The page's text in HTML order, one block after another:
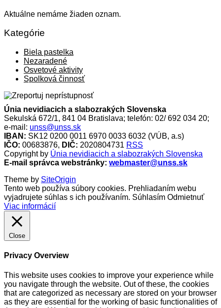
Aktuálne nemáme žiaden oznam.
Kategórie
Biela pastelka
Nezaradené
Osvetové aktivity
Spolková činnosť
Únia nevidiacich a slabozrakých Slovenska
Sekulská 672/1, 841 04 Bratislava; telefón: 02/ 692 034 20;
e-mail: unss@unss.sk
IBAN: SK12 0200 0011 6970 0033 6032 (VÚB, a.s)
IČO: 00683876, DIČ: 2020804731 RSS
Copyright by Únia nevidiacich a slabozrakých Slovenska
E-mail správca webstránky: webmaster@unss.sk
Theme by SiteOrigin
Tento web používa súbory cookies. Prehliadaním webu
vyjadrujete súhlas s ich používaním. Súhlasím Odmietnuť
Viac informácií
Close
Privacy Overview
This website uses cookies to improve your experience while
you navigate through the website. Out of these, the cookies
that are categorized as necessary are stored on your browser
as they are essential for the working of basic functionalities of